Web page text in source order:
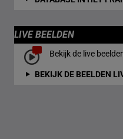
LIVE BEELDEN
Bekijk de live
BEKIJK DE BEELDEN